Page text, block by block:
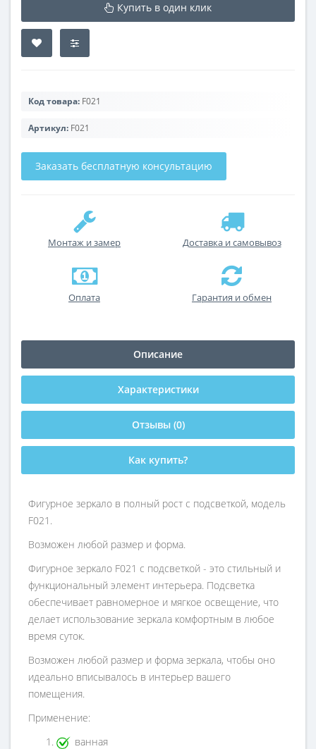
Купить в один клик
Код товара: F021
Артикул: F021
Заказать бесплатную консультацию
Монтаж и замер Доставка и самовывоз
Оплата Гарантия и обмен
Описание
Характеристики
Отзывы (0)
Как купить?
Фигурное зеркало в полный рост с подсветкой, модель
F021.
Возможен любой размер и форма.
Фигурное зеркало F021 с подсветкой - это стильный и
функциональный элемент интерьера. Подсветка
обеспечивает равномерное и мягкое освещение, что
делает использование зеркала комфортным в любое
время суток.
Возможен любой размер и форма зеркала, чтобы оно
идеально вписывалось в интерьер вашего
помещения.
Применение:
ванная